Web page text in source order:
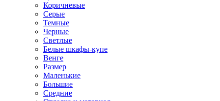
Коричневые
Серые
Темные
Черные
Светлые
Белые шкафы-купе
Венге
Размер
Маленькие
Большие
Средние